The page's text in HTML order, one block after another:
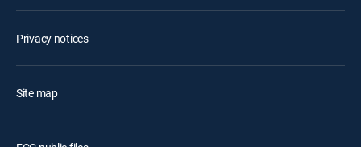
Privacy notices
Site map